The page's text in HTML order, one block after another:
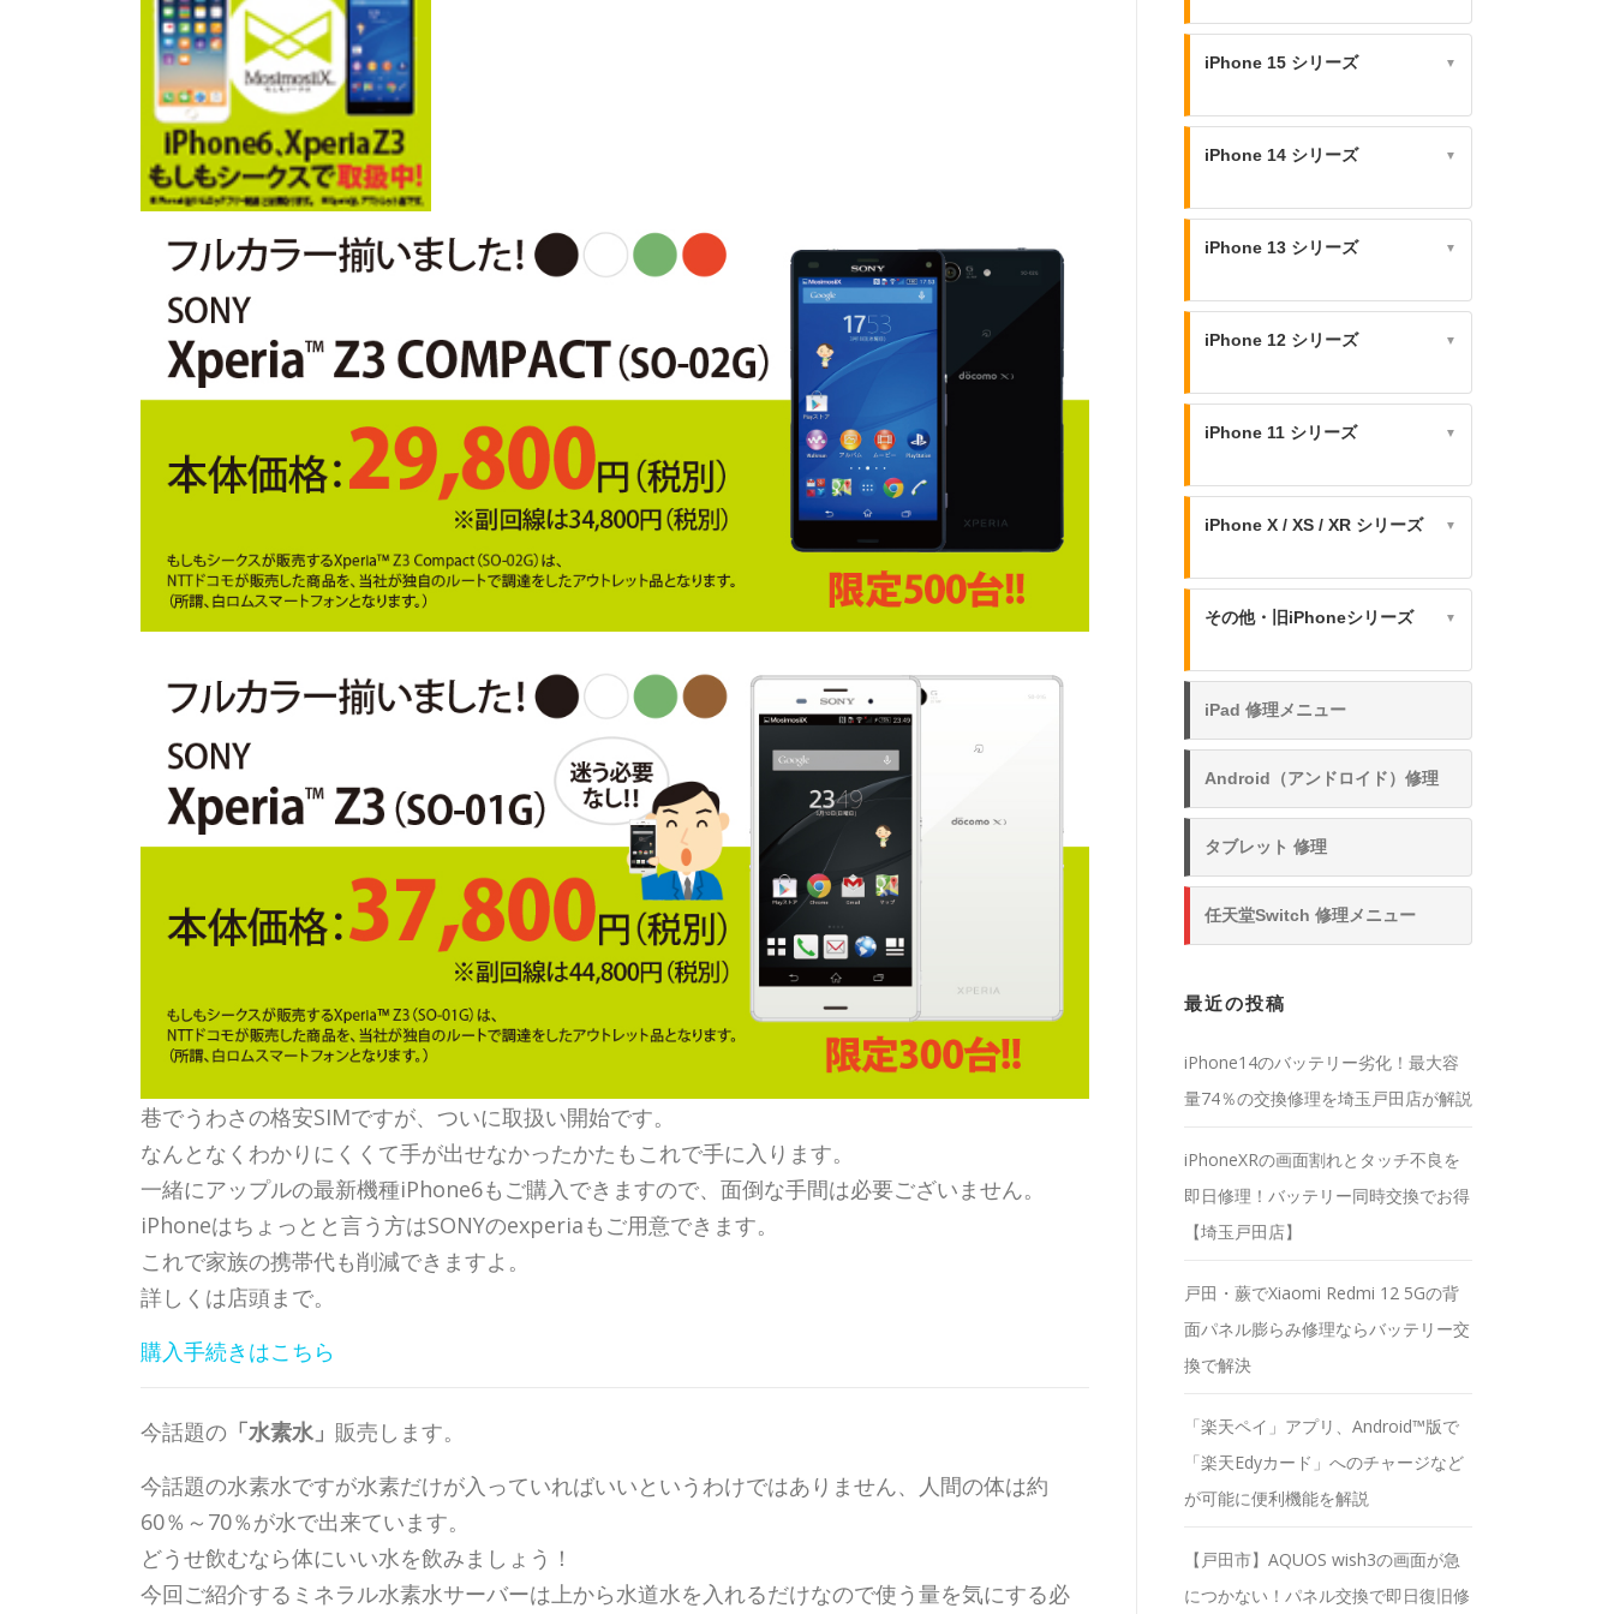
巷でうわさの格安SIMですが、ついに取扱い開始です。
なんとなくわかりにくくて手が出せなかったかたもこれで手に入ります。
一緒にアップルの最新機種iPhone6もご購入できますので、面倒な手間は必要ございません。
iPhoneはちょっとと言う方はSONYのexperiaもご用意できます。
これで家族の携帯代も削減できますよ。
詳しくは店頭まで。
購入手続きはこちら
今話題の 「水素水」 販売します。
今話題の水素水ですが水素だけが入っていればいいというわけではありません、人間の体は約
60％～70％が水で出来ています。
どうせ飲むなら体にいい水を飲みましょう！
今回ご紹介するミネラル水素水サーバーは上から水道水を入れるだけなので使う量を気にする必
iPhone 15 シリーズ ▼
iPhone 14 シリーズ ▼
iPhone 13 シリーズ ▼
iPhone 12 シリーズ ▼
iPhone 11 シリーズ ▼
iPhone X / XS / XR シリーズ ▼
その他・旧iPhoneシリーズ ▼
iPad 修理メニュー
Android（アンドロイド）修理
タブレット 修理
任天堂Switch 修理メニュー
最近の投稿
iPhone14のバッテリー劣化！最大容
量74％の交換修理を埼玉戸田店が解説
iPhoneXRの画面割れとタッチ不良を
即日修理！バッテリー同時交換でお得
【埼玉戸田店】
戸田・蕨でXiaomi Redmi 12 5Gの背
面パネル膨らみ修理ならバッテリー交
換で解決
「楽天ペイ」アプリ、Android™版で
「楽天Edyカード」へのチャージなど
が可能に便利機能を解説
【戸田市】AQUOS wish3の画面が急
につかない！パネル交換で即日復旧修